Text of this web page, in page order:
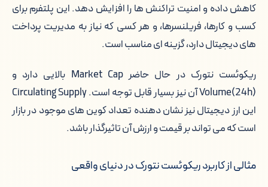
احراز هویت برای خرید ریکوئست نتورک
خالق ریکوئست نتورک کیست؟
نحوه ایجاد و استخراج ریکوئست نتورک
ویژگی های اصلی ریکوئست نتورک
امنیت کاربران در شبکه ریکوئست نتورک
کاهش داده و امنیت تراکنش ها را افزایش دهد. این پلتفرم برای
کسب و کارها، فریلنسرها، و هر کسی که نیاز به مدیریت پرداخت
های دیجیتال دارد، گزینه ای مناسب است.
ریکوئست نتورک در حال حاضر Market Cap بالایی دارد و
Volume(24h) آن نیز بسیار قابل توجه است. Circulating Supply
این ارز دیجیتال نیز نشان دهنده تعداد کوین های موجود در بازار
است که می تواند بر قیمت و ارزش آن تاثیرگذار باشد.
مثالی از کاربرد ریکوئست نتورک در دنیای واقعی